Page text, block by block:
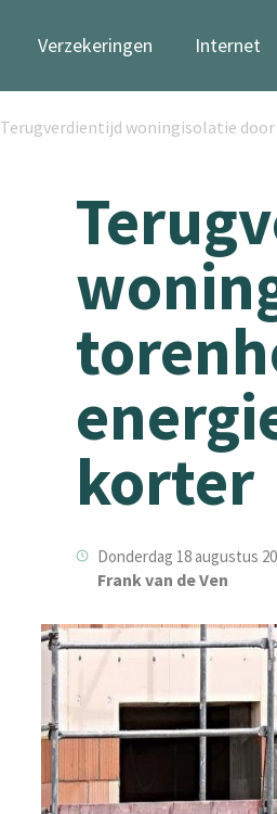
Verzekeringen Internet
Terugverdientijd woningisolatie
korter
Donderdag 18 augustus
Frank van de Ven